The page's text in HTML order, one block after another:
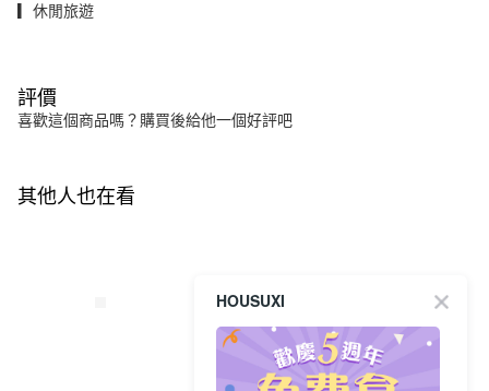
▎休閒旅遊
評價
喜歡這個商品嗎？購買後給他一個好評吧
其他人也在看
HOUSUXI